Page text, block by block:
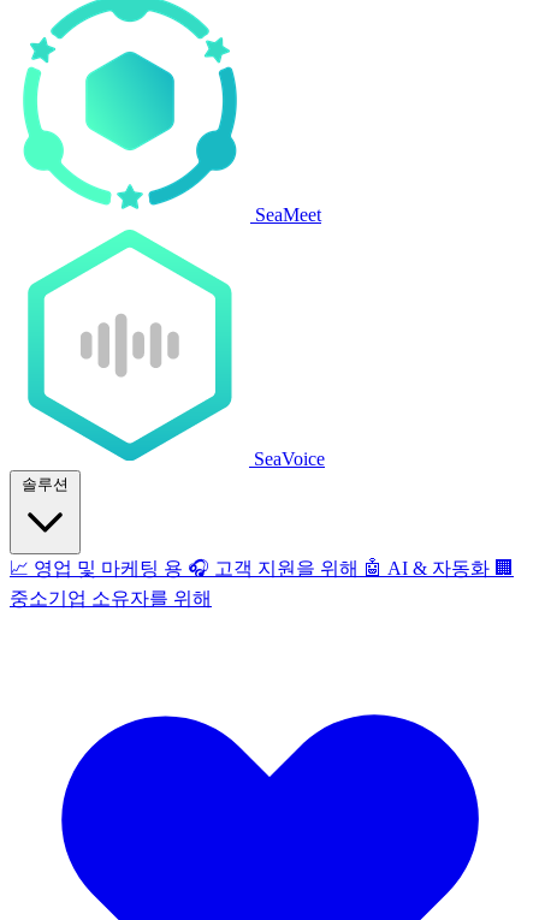
SeaMeet
SeaVoice
솔루션
📈 영업 및 마케팅 용 🎧 고객 지원을 위해 🤖 AI & 자동화 🏢
중소기업 소유자를 위해